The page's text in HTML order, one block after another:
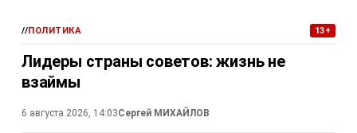
//ПОЛИТИКА 13+
Лидеры страны советов: жизнь не
взаймы
6 августа 2026, 14:03Сергей МИХАЙЛОВ